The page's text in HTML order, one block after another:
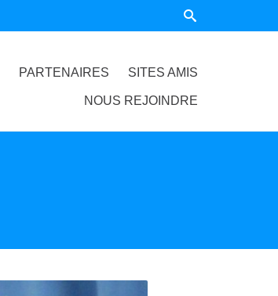
PARTENAIRES SITES AMIS
NOUS REJOINDRE